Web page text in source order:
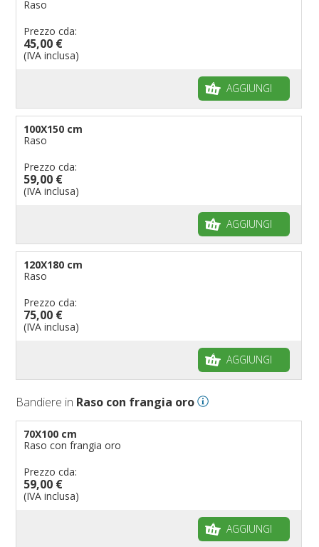
Raso
Prezzo cda:
45,00 €
(IVA inclusa)
AGGIUNGI
100X150 cm
Raso
Prezzo cda:
59,00 €
(IVA inclusa)
AGGIUNGI
120X180 cm
Raso
Prezzo cda:
75,00 €
(IVA inclusa)
AGGIUNGI
Bandiere in Raso con frangia oro
70X100 cm
Raso con frangia oro
Prezzo cda:
59,00 €
(IVA inclusa)
AGGIUNGI